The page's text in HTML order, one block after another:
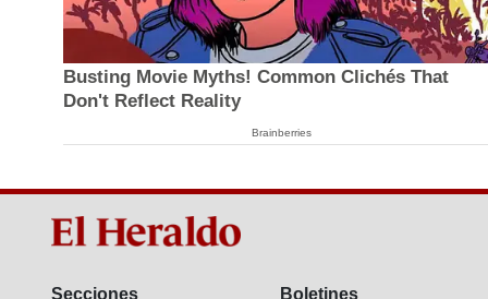
Busting Movie Myths! Common Clichés That
Don't Reflect Reality
Brainberries
Secciones Boletines